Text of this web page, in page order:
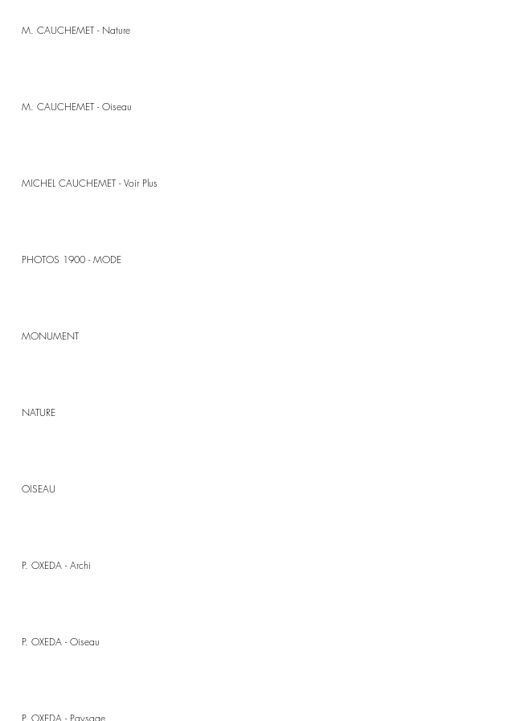
M. CAUCHEMET - Nature
M. CAUCHEMET - Oiseau
MICHEL CAUCHEMET - Voir Plus
PHOTOS 1900 - MODE
MONUMENT
NATURE
OISEAU
P. OXEDA - Archi
P. OXEDA - Oiseau
P. OXEDA - Paysage